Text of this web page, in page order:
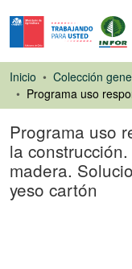
Inicio Colección
Programa uso
la
madera.
yeso cartón